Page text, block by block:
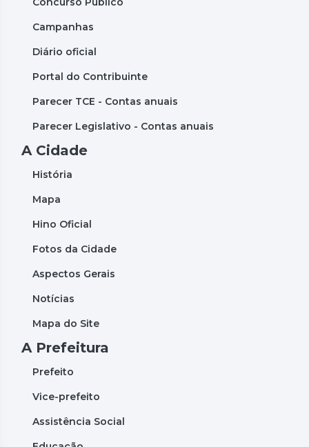
Campanhas
Diário oficial
Portal do Contribuinte
Parecer TCE - Contas anuais
Parecer Legislativo - Contas anuais
A Cidade
História
Mapa
Hino Oficial
Fotos da Cidade
Aspectos Gerais
Notícias
Mapa do Site
A Prefeitura
Prefeito
Vice-prefeito
Assistência Social